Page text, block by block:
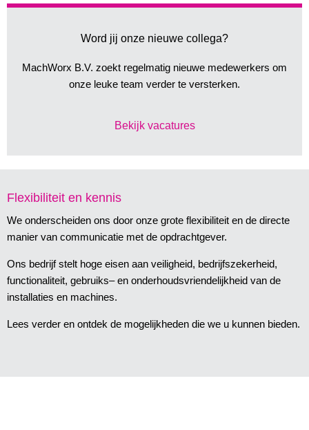
Word jij onze nieuwe collega?
MachWorx B.V. zoekt regelmatig nieuwe medewerkers om
onze leuke team verder te versterken.
Bekijk vacatures
Flexibiliteit en kennis
We onderscheiden ons door onze grote flexibiliteit en de directe
manier van communicatie met de opdrachtgever.
Ons bedrijf stelt hoge eisen aan veiligheid, bedrijfszekerheid,
functionaliteit, gebruiks– en onderhoudsvriendelijkheid van de
installaties en machines.
Lees verder en ontdek de mogelijkheden die we u kunnen bieden.